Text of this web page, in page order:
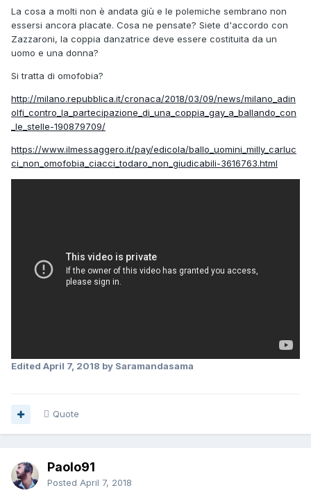
La cosa a molti non è andata giù e le polemiche sembrano non
essersi ancora placate. Cosa ne pensate? Siete d'accordo con
Zazzaroni, la coppia danzatrice deve essere costituita da un
uomo e una donna?
Si tratta di omofobia?
http://milano.repubblica.it/cronaca/2018/03/09/news/milano_adin
olfi_contro_la_partecipazione_di_una_coppia_gay_a_ballando_con
_le_stelle-190879709/
https://www.ilmessaggero.it/pay/edicola/ballo_uomini_milly_carluc
ci_non_omofobia_ciacci_todaro_non_giudicabili-3616763.html
Edited April 7, 2018 by Saramandasama
Quote
Paolo91
Posted April 7, 2018